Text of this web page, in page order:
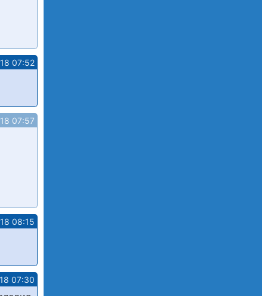
07:52
07:57
08:15
07:30